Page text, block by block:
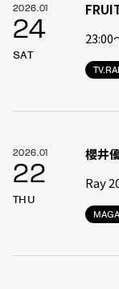
2026.01
24
SAT
23:00
2026.01
22
THU
櫻井
Ray